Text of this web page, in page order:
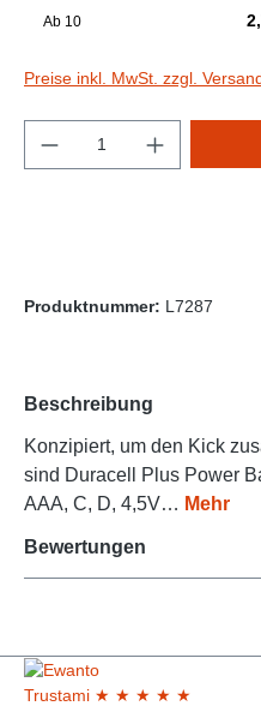
Ab 10
Preise inkl. MwSt. zzgl.
Produkt Anzahl:
Produktnummer: L7287
Beschreibung
Konzipiert, um den Kick
sind Duracell Plus Power
AAA, C, D, 4,5V… Mehr
Bewertungen
Trustami ★ ★ ★ ★ ★